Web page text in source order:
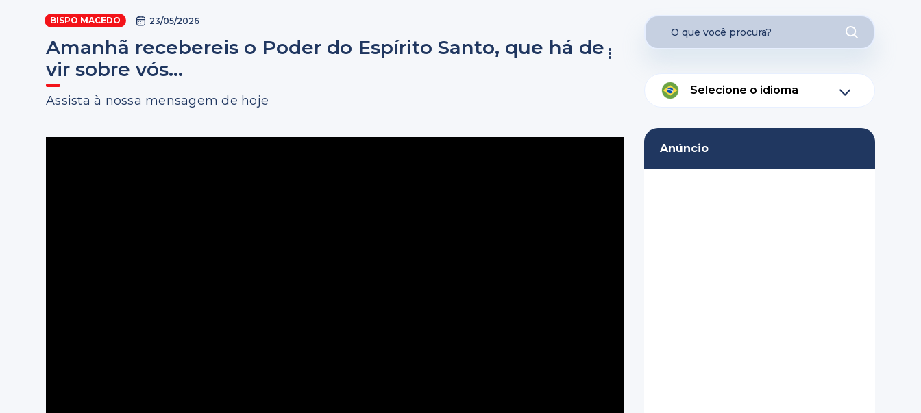
BISPO MACEDO 23/05/2026
Amanhã recebereis o Poder do Espírito Santo, que há de
vir sobre vós...
Assista à nossa mensagem de hoje
Selecione o idioma
Anúncio